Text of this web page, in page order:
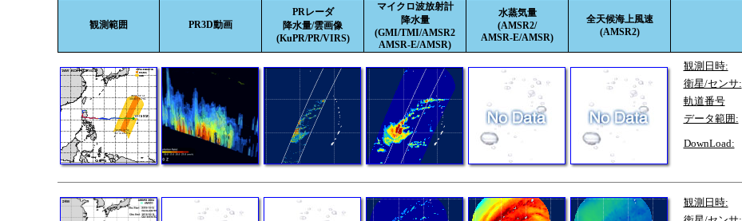
観測範囲 PR3D動画
PRレーダ
降水量/雲画像
(KuPR/PR/VIRS)
マイクロ波放射計
降水量
(GMI/TMI/AMSR2
AMSR-E/AMSR)
水蒸気量
(AMSR2/
AMSR-E/AMSR)
全天候海上風速
(AMSR2)
観測日時:
衛星/センサ:
軌道番号
データ範囲:
DownLoad:
観測日時: